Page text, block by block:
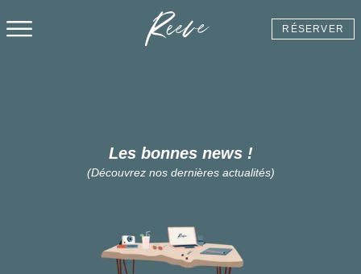
Menu
Reeve
RÉSERVER
Les bonnes news !
(Découvrez nos dernières actualités)